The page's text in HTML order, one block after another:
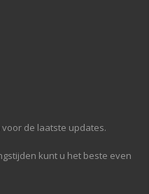
voor de laatste updates.
kunt u het beste even